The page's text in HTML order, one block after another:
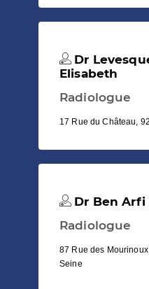
Dr
Elisabeth
Radiologue
17 Rue du Château,
Dr Ben Arfi
Radiologue
87 Rue des
Seine